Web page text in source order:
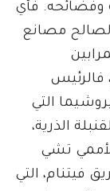
وفضائحه. فأي
مصانع
فالرئيس
التي
الذرية،
تشي
فيتنام، التي